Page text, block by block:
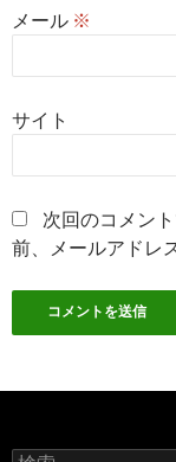
メール ※
サイト
次回のコメン
前、メールアドレ